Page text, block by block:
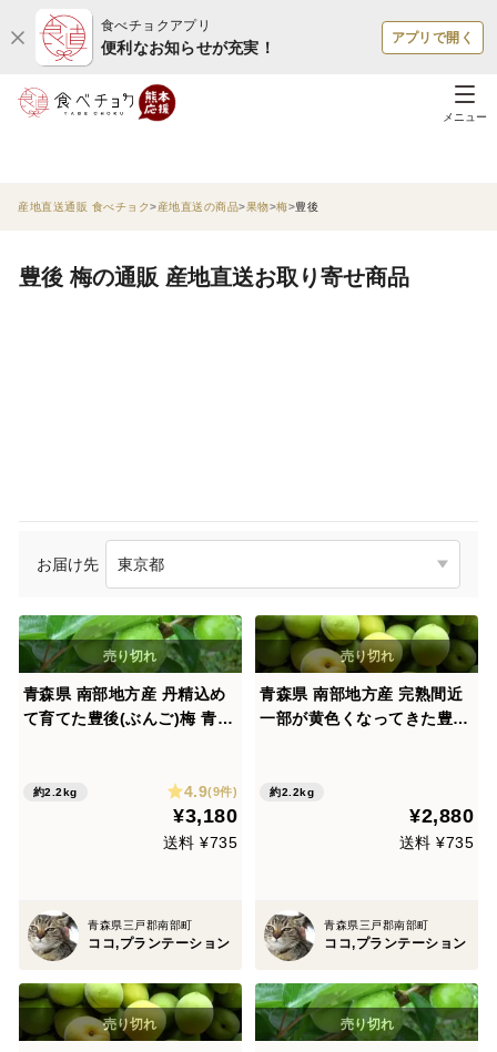
食べチョクアプリ
便利なお知らせが充実！
アプリで開く
メニュー
産地直送通販 食べチョク 産地直送の商品 果物 梅 豊後
豊後 梅の通販 産地直送お取り寄せ商品
お届け先
青森県 南部地方産 丹精込め
て育てた豊後(ぶんご)梅 青梅
産者直送 梅漬け 梅酒 梅シロ
ップ作りに,いかがですか
約2.2kg 4.9(9件)
¥3,180
送料 ¥735
青森県三戸郡南部町
ココ,プランテーション
青森県 南部地方産 完熟間近
一部が黄色くなってきた豊後
㎏ 梅農家生産者直送 梅漬け
約2.2kg
¥2,880
送料 ¥735
青森県三戸郡南部町
ココ,プランテーション